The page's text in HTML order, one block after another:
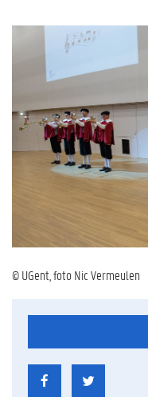
© UGent, foto Nic Vermeulen